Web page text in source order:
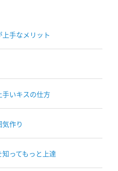
手なメリット
いキスの仕方
作り
ってもっと上達